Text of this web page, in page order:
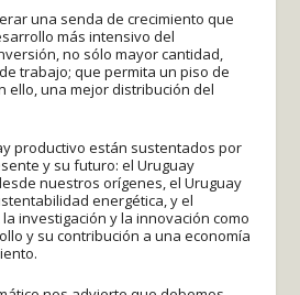
una senda de crecimiento que
más intensivo del
no sólo mayor cantidad,
trabajo; que permita un piso de
ello, una mejor distribución del
productivo están sustentados por
y su futuro: el Uruguay
nuestros orígenes, el Uruguay
energética, y el
investigación y la innovación como
y su contribución a una economía